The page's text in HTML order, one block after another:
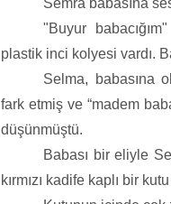
Semra babasına
"Buyur
plastik inci kolyesi vardı.
Selma, babasına
fark etmiş ve “madem
düşünmüştü.
Babası bir eliyle
kırmızı kadife kaplı bir kutu